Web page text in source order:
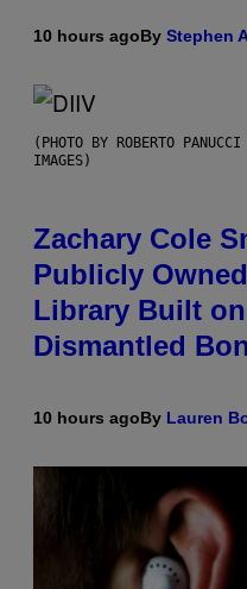
10 hours agoBy Stephen
(PHOTO BY ROBERTO
IMAGES)
Zachary Cole
Publicly
Library Built
Dismantled
10 hours agoBy Lauren